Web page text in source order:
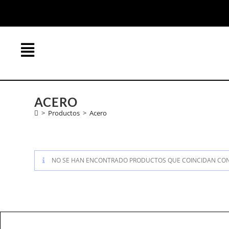
ACERO
> Productos > Acero
NO SE HAN ENCONTRADO PRODUCTOS QUE COINCIDAN